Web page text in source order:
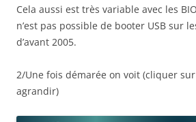
Cela aussi est très variable avec les
n’est pas possible de booter USB sur
d’avant 2005.
2/Une fois démarée on voit (cliquer
agrandir)